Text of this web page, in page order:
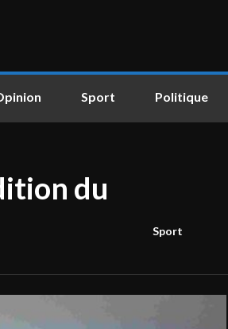
Sport Politique
du
Sport